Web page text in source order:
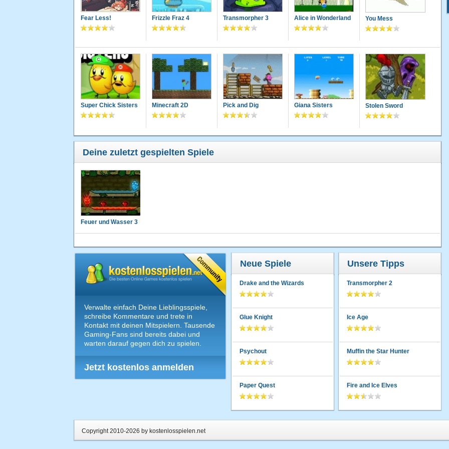
Fear Less! Frizzle Fraz 4 Transmorpher 3 Alice in Wonderland You Mess
Super Chick Sisters Minecraft 2D Pick and Dig Giana Sisters Stolen Sword
Deine zuletzt gespielten Spiele
Feuer und Wasser 3
Verwalte einfach Deine Lieblingsspiele,
schreibe Kommentare und trete in
Kontakt mit deinen Mitspielern. Tausende
Gaming-Fans sind bereits dabei und
warten darauf gegen dich zu spielen.
Jetzt kostenlos anmelden
Neue Spiele
Drake and the Wizards
Glue Knight
Psychout
Paper Quest
Unsere Tipps
Transmorpher 2
Ice Age
Muffin the Star Hunter
Fire and Ice Elves
Copyright 2010-2026 by kostenlosspielen.net